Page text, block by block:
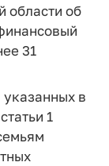
области об
31
в
1